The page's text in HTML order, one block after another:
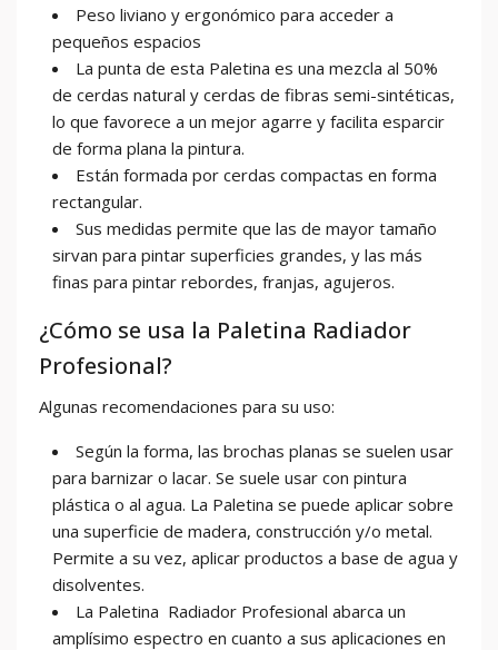
Peso liviano y ergonómico para acceder a
pequeños espacios
La punta de esta Paletina es una mezcla al 50%
de cerdas natural y cerdas de fibras semi-sintéticas,
lo que favorece a un mejor agarre y facilita esparcir
de forma plana la pintura.
Están formada por cerdas compactas en forma
rectangular.
Sus medidas permite que las de mayor tamaño
sirvan para pintar superficies grandes, y las más
finas para pintar rebordes, franjas, agujeros.
¿Cómo se usa la Paletina Radiador
Profesional?
Algunas recomendaciones para su uso:
Según la forma, las brochas planas se suelen usar
para barnizar o lacar. Se suele usar con pintura
plástica o al agua. La Paletina se puede aplicar sobre
una superficie de madera, construcción y/o metal.
Permite a su vez, aplicar productos a base de agua y
disolventes.
La Paletina Radiador Profesional abarca un
amplísimo espectro en cuanto a sus aplicaciones en